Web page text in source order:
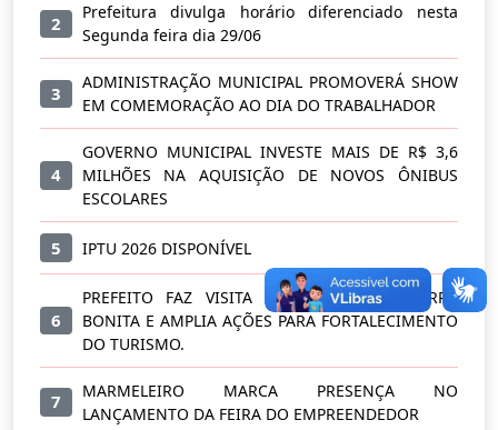
2
Prefeitura divulga horário diferenciado nesta
Segunda feira dia 29/06
3
ADMINISTRAÇÃO MUNICIPAL PROMOVERÁ SHOW
EM COMEMORAÇÃO AO DIA DO TRABALHADOR
4
GOVERNO MUNICIPAL INVESTE MAIS DE R$ 3,6
MILHÕES NA AQUISIÇÃO DE NOVOS ÔNIBUS
ESCOLARES
5 IPTU 2026 DISPONÍVEL
6
PREFEITO FAZ VISITA A COMUNIDADE BARRA
BONITA E AMPLIA AÇÕES PARA FORTALECIMENTO
DO TURISMO.
7
MARMELEIRO MARCA PRESENÇA NO
LANÇAMENTO DA FEIRA DO EMPREENDEDOR